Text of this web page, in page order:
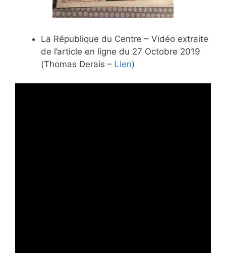
La République du Centre – Vidéo extraite
de l’article en ligne du 27 Octobre 2019
(Thomas Derais – Lien)